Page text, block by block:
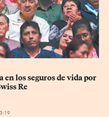
en los seguros de vida por
Re